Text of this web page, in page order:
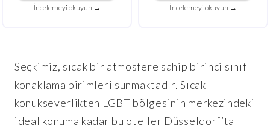
İncelemeyi okuyun → İncelemeyi okuyun →
Seçkimiz, sıcak bir atmosfere sahip birinci sınıf
konaklama birimleri sunmaktadır. Sıcak
konukseverlikten LGBT bölgesinin merkezindeki
ideal konuma kadar bu oteller Düsseldorf’ta